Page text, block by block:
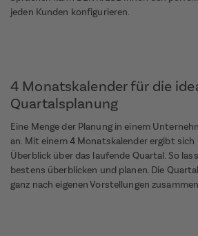
jeden Kunden konfigurieren.
4 Monatskalender für die
Quartalsplanung
Eine Menge der Planung in einem
an. Mit einem 4 Monatskalender ergibt
Überblick über das laufende Quartal. So
bestens überblicken und planen. Die
ganz nach eigenen Vorstellungen